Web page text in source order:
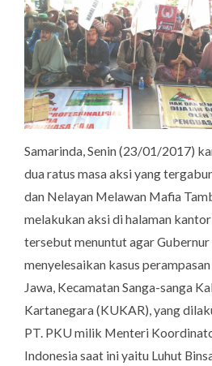
Samarinda, Senin (23/01/2017)
dua ratus masa aksi yang
dan Nelayan Melawan Mafia
melakukan aksi di halaman
tersebut menuntut agar
menyelesaikan kasus
Jawa, Kecamatan Sanga-sanga
Kartanegara (KUKAR), yang
PT. PKU milik Menteri
Indonesia saat ini yaitu Luhut